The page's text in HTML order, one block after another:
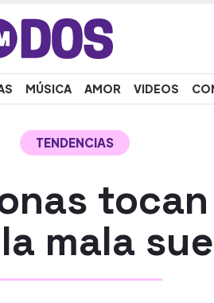
MÚSICA AMOR VIDEOS
TENDENCIAS
mala